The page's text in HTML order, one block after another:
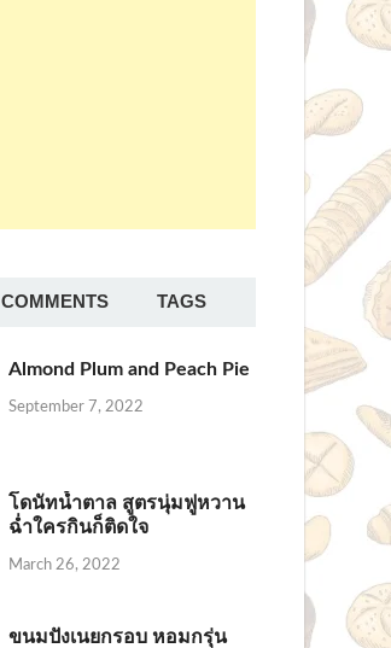
COMMENTS TAGS
Almond Plum and Peach Pie
September 7, 2022
โดนัทน้ำตาล สูตรนุ่มฟูหวาน
ฉ่ำใครกินก็ติดใจ
March 26, 2022
ขนมปังเนยกรอบ หอมกรุ่น